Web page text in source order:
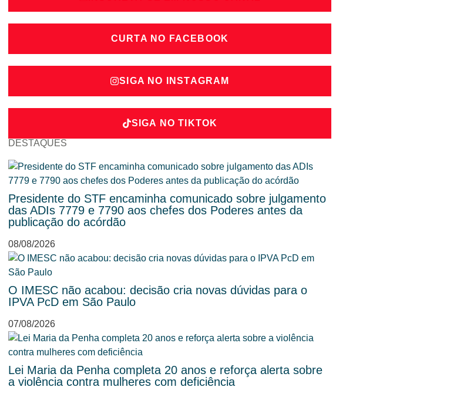
CURTA NO FACEBOOK
SIGA NO INSTAGRAM
SIGA NO TIKTOK
DESTAQUES
Presidente do STF encaminha comunicado sobre julgamento
das ADIs 7779 e 7790 aos chefes dos Poderes antes da
publicação do acórdão
08/08/2026
O IMESC não acabou: decisão cria novas dúvidas para o
IPVA PcD em São Paulo
07/08/2026
Lei Maria da Penha completa 20 anos e reforça alerta sobre
a violência contra mulheres com deficiência